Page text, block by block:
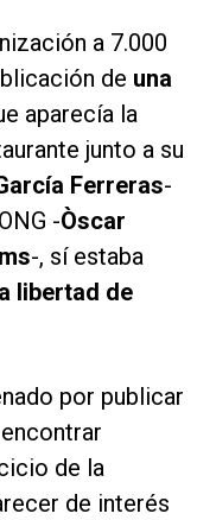
a 7.000
de una
aparecía la
junto a su
Ferreras-
-Òscar
-, sí estaba
libertad de
por publicar
de la
de interés